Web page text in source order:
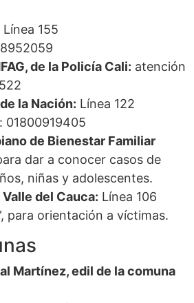
Línea 155
de la Policía Cali: atención
la Nación: Línea 122
01800919405
de Bienestar Familiar
dar a conocer casos de
niñas y adolescentes.
del Cauca: Línea 106
para orientación a víctimas.
Martínez, edil de la comuna